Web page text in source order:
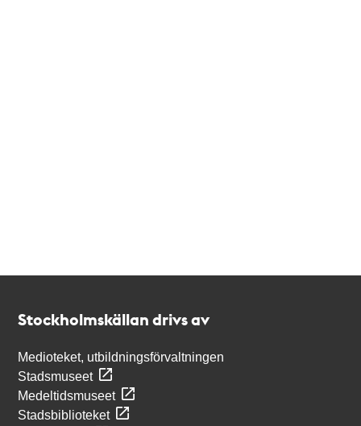
Stockholmskällan drivs av
Medioteket, utbildningsförvaltningen
Stadsmuseet
Medeltidsmuseet
Stadsbiblioteket